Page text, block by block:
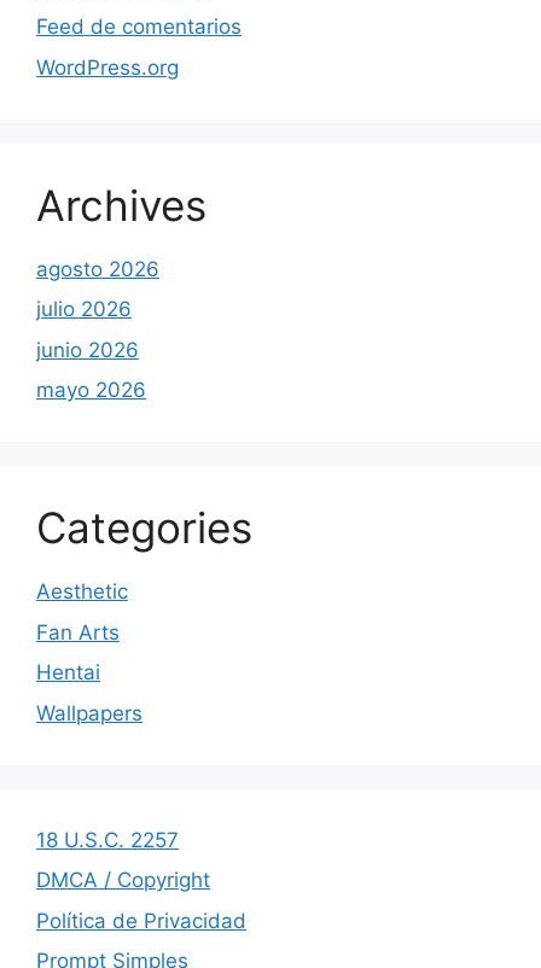
Feed de comentarios
WordPress.org
Archives
agosto 2026
julio 2026
junio 2026
mayo 2026
Categories
Aesthetic
Fan Arts
Hentai
Wallpapers
18 U.S.C. 2257
DMCA / Copyright
Política de Privacidad
Prompt Simples